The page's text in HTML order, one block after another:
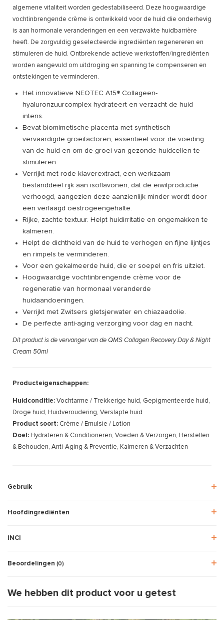
algemene vitaliteit worden gedestabiliseerd. Deze hoogwaardige
vochtinbrengende crème is ontwikkeld voor de huid die onderhevig
is aan hormonale veranderingen en een verzwakte huidbarrière
heeft. De zorgvuldig geselecteerde ingrediënten regenereren en
stimuleren de huid. Ontbrekende actieve werkstoffen/ingrediënten
worden aangevuld om uitdroging en spanning te compenseren en
ontstekingen te verminderen.
Het innovatieve NEOTEC A15® Collageen-
hyaluronzuurcomplex hydrateert en verzacht de huid
intens.
Bevat biomimetische placenta met synthetisch
vervaardigde groeifactoren, essentieel voor de voeding
van de huid en om de groei van gezonde huidcellen te
stimuleren.
Verrijkt met rode klaverextract, een werkzaam
bestanddeel rijk aan isoflavonen, dat de eiwitproductie
verhoogd, aangezien deze aanzienlijk minder wordt door
een verlaagd oestrogeengehalte.
Rijke, zachte textuur. Helpt huidirritatie en ongemakken te
kalmeren.
Helpt de dichtheid van de huid te verhogen en fijne lijntjes
en rimpels te verminderen.
Voor een gekalmeerde huid, die er soepel en fris uitziet.
Hoogwaardige vochtinbrengende crème voor de
regeneratie van hormonaal veranderde
huidaandoeningen.
Verrijkt met Zwitsers gletsjerwater en chiazaadolie.
De perfecte anti-aging verzorging voor dag en nacht.
Dit product is de vervanger van de QMS Collagen Recovery Day & Night
Cream 50ml
Producteigenschappen:
Huidconditie: Vochtarme / Trekkerige huid, Gepigmenteerde huid,
Droge huid, Huidveroudering, Verslapte huid
Product soort: Crème / Emulsie / Lotion
Doel: Hydrateren & Conditioneren, Voeden & Verzorgen, Herstellen
& Behouden, Anti-Aging & Preventie, Kalmeren & Verzachten
Gebruik
Hoofdingrediënten
INCI
Beoordelingen (0)
We hebben dit product voor u getest